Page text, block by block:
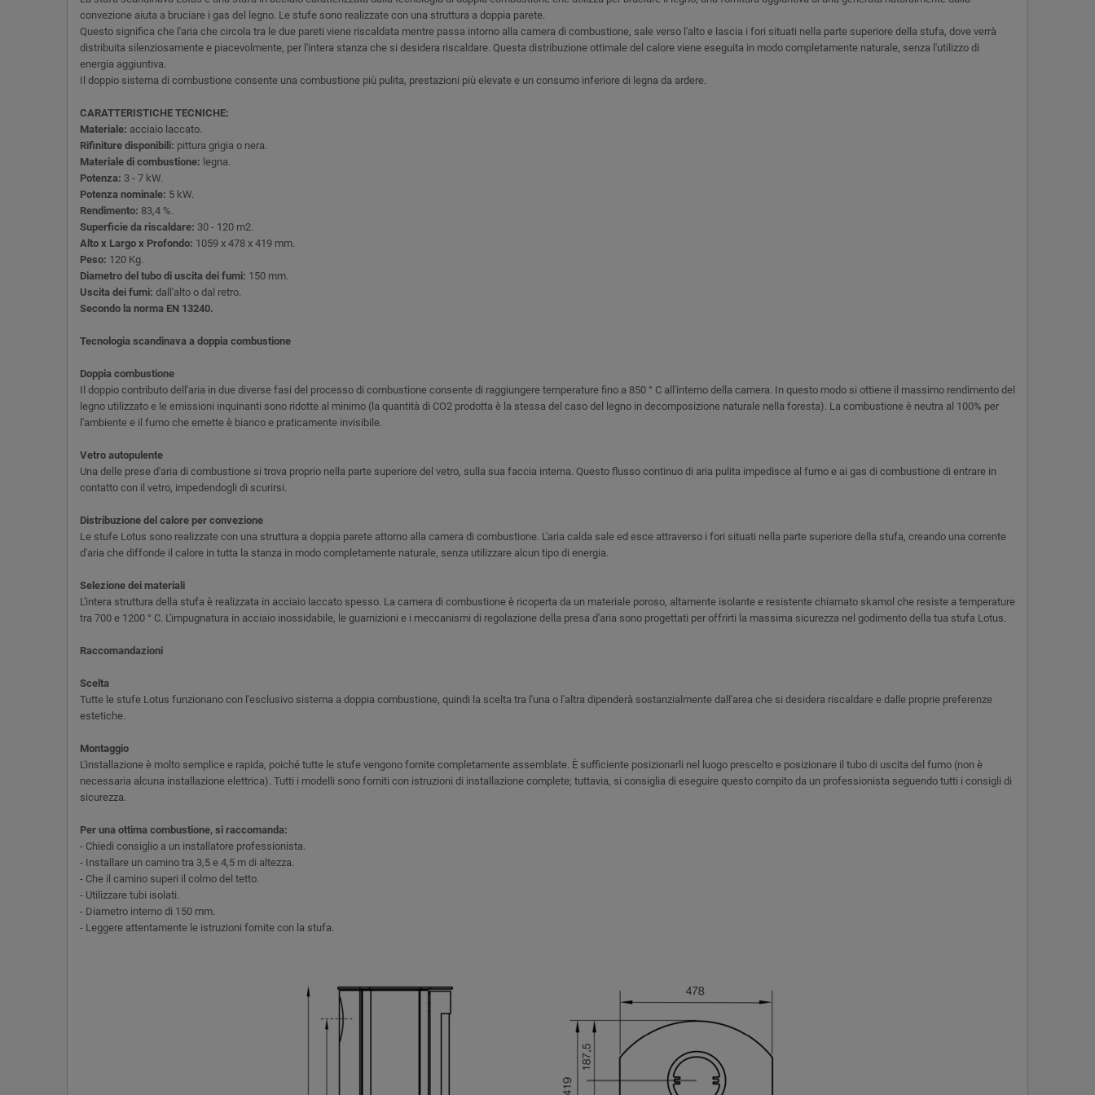
convezione aiuta a bruciare i gas del legno. Le stufe sono realizzate con una struttura a doppia parete.
Questo significa che l'aria che circola tra le due pareti viene riscaldata mentre passa intorno alla camera di combustione, sale verso l'alto e lascia i fori situati nella parte superiore della stufa, dove verrà
distribuita silenziosamente e piacevolmente, per l'intera stanza che si desidera riscaldare. Questa distribuzione ottimale del calore viene eseguita in modo completamente naturale, senza l'utilizzo di
energia aggiuntiva.
Il doppio sistema di combustione consente una combustione più pulita, prestazioni più elevate e un consumo inferiore di legna da ardere.
CARATTERISTICHE TECNICHE:
Materiale: acciaio laccato.
Rifiniture disponibili: pittura grigia o nera.
Materiale di combustione: legna.
Potenza: 3 - 7 kW.
Potenza nominale: 5 kW.
Rendimento: 83,4 %.
Superficie da riscaldare: 30 - 120 m2.
Alto x Largo x Profondo: 1059 x 478 x 419 mm.
Peso: 120 Kg.
Diametro del tubo di uscita dei fumi: 150 mm.
Uscita dei fumi: dall'alto o dal retro.
Secondo la norma EN 13240.
Tecnologia scandinava a doppia combustione
Doppia combustione
Il doppio contributo dell'aria in due diverse fasi del processo di combustione consente di raggiungere temperature fino a 850 ° C all'interno della camera. In questo modo si ottiene il massimo rendimento del
legno utilizzato e le emissioni inquinanti sono ridotte al minimo (la quantità di CO2 prodotta è la stessa del caso del legno in decomposizione naturale nella foresta). La combustione è neutra al 100% per
l'ambiente e il fumo che emette è bianco e praticamente invisibile.
Vetro autopulente
Una delle prese d'aria di combustione si trova proprio nella parte superiore del vetro, sulla sua faccia interna. Questo flusso continuo di aria pulita impedisce al fumo e ai gas di combustione di entrare in
contatto con il vetro, impedendogli di scurirsi.
Distribuzione del calore per convezione
Le stufe Lotus sono realizzate con una struttura a doppia parete attorno alla camera di combustione. L'aria calda sale ed esce attraverso i fori situati nella parte superiore della stufa, creando una corrente
d'aria che diffonde il calore in tutta la stanza in modo completamente naturale, senza utilizzare alcun tipo di energia.
Selezione dei materiali
L'intera struttura della stufa è realizzata in acciaio laccato spesso. La camera di combustione è ricoperta da un materiale poroso, altamente isolante e resistente chiamato skamol che resiste a temperature
tra 700 e 1200 ° C. L'impugnatura in acciaio inossidabile, le guarnizioni e i meccanismi di regolazione della presa d'aria sono progettati per offrirti la massima sicurezza nel godimento della tua stufa Lotus.
Raccomandazioni
Scelta
Tutte le stufe Lotus funzionano con l'esclusivo sistema a doppia combustione, quindi la scelta tra l'una o l'altra dipenderà sostanzialmente dall'area che si desidera riscaldare e dalle proprie preferenze
estetiche.
Montaggio
L'installazione è molto semplice e rapida, poiché tutte le stufe vengono fornite completamente assemblate. È sufficiente posizionarli nel luogo prescelto e posizionare il tubo di uscita del fumo (non è
necessaria alcuna installazione elettrica). Tutti i modelli sono forniti con istruzioni di installazione complete; tuttavia, si consiglia di eseguire questo compito da un professionista seguendo tutti i consigli di
sicurezza.
Per una ottima combustione, si raccomanda:
- Chiedi consiglio a un installatore professionista.
- Installare un camino tra 3,5 e 4,5 m di altezza.
- Che il camino superi il colmo del tetto.
- Utilizzare tubi isolati.
- Diametro interno di 150 mm.
- Leggere attentamente le istruzioni fornite con la stufa.